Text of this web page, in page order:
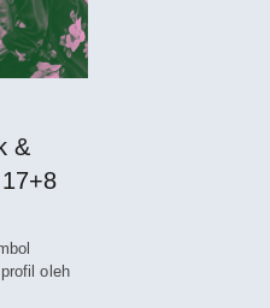
&
oleh